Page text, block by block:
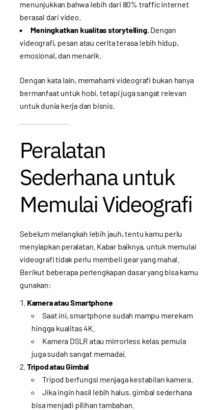
menunjukkan bahwa lebih dari 80% traffic internet
berasal dari video.
Meningkatkan kualitas storytelling. Dengan
videografi, pesan atau cerita terasa lebih hidup,
emosional, dan menarik.
Dengan kata lain, memahami videografi bukan hanya
bermanfaat untuk hobi, tetapi juga sangat relevan
untuk dunia kerja dan bisnis.
Peralatan
Sederhana untuk
Memulai Videografi
Sebelum melangkah lebih jauh, tentu kamu perlu
menyiapkan peralatan. Kabar baiknya, untuk memulai
videografi tidak perlu membeli gear yang mahal.
Berikut beberapa perlengkapan dasar yang bisa kamu
gunakan:
Kamera atau Smartphone
Saat ini, smartphone sudah mampu merekam
hingga kualitas 4K.
Kamera DSLR atau mirrorless kelas pemula
juga sudah sangat memadai.
Tripod atau Gimbal
Tripod berfungsi menjaga kestabilan kamera.
Jika ingin hasil lebih halus, gimbal sederhana
bisa menjadi pilihan tambahan.